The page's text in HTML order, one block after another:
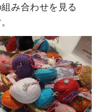
み合わせを見る